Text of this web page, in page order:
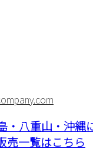
・八重山・沖縄
売一覧はこちら